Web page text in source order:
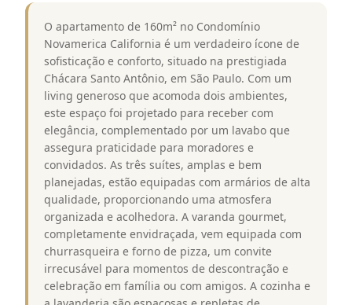
O apartamento de 160m² no Condomínio
Novamerica California é um verdadeiro ícone de
sofisticação e conforto, situado na prestigiada
Chácara Santo Antônio, em São Paulo. Com um
living generoso que acomoda dois ambientes,
este espaço foi projetado para receber com
elegância, complementado por um lavabo que
assegura praticidade para moradores e
convidados. As três suítes, amplas e bem
planejadas, estão equipadas com armários de alta
qualidade, proporcionando uma atmosfera
organizada e acolhedora. A varanda gourmet,
completamente envidraçada, vem equipada com
churrasqueira e forno de pizza, um convite
irrecusável para momentos de descontração e
celebração em família ou com amigos. A cozinha e